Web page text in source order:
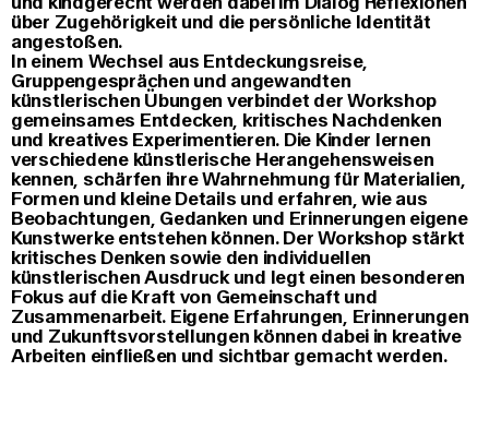
über Zugehörigkeit und die persönliche Identität
angestoßen.
In einem Wechsel aus Entdeckungsreise,
Gruppengesprächen und angewandten
künstlerischen Übungen verbindet der Workshop
gemeinsames Entdecken, kritisches Nachdenken
und kreatives Experimentieren. Die Kinder lernen
verschiedene künstlerische Herangehensweisen
kennen, schärfen ihre Wahrnehmung für Materialien,
Formen und kleine Details und erfahren, wie aus
Beobachtungen, Gedanken und Erinnerungen eigene
Kunstwerke entstehen können. Der Workshop stärkt
kritisches Denken sowie den individuellen
künstlerischen Ausdruck und legt einen besonderen
Fokus auf die Kraft von Gemeinschaft und
Zusammenarbeit. Eigene Erfahrungen, Erinnerungen
und Zukunftsvorstellungen können dabei in kreative
Arbeiten einfließen und sichtbar gemacht werden.